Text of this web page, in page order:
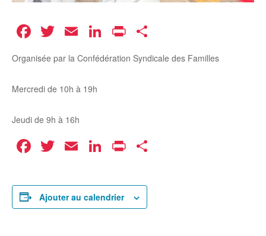
Facebook
Twitter
EmailLinkedIn
Print
Organisée par la Confédération Syndicale des Familles
Mercredi de 10h à 19h
Jeudi de 9h à 16h
Facebook
Twitter
EmailLinkedIn
Print
Ajouter au calendrier